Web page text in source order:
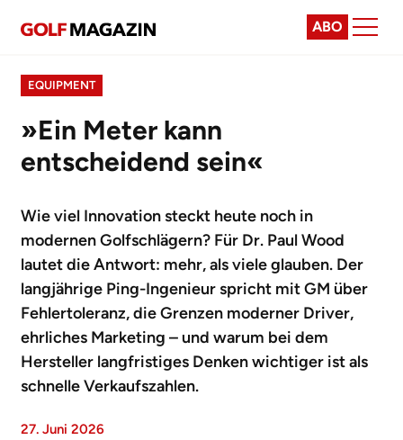
ABO
EQUIPMENT
»Ein Meter kann
entscheidend sein«
Wie viel Innovation steckt heute noch in
modernen Golfschlägern? Für Dr. Paul Wood
lautet die Antwort: mehr, als viele glauben. Der
langjährige Ping-Ingenieur spricht mit GM über
Fehlertoleranz, die Grenzen moderner Driver,
ehrliches Marketing – und warum bei dem
Hersteller langfristiges Denken wichtiger ist als
schnelle Verkaufszahlen.
27. Juni 2026